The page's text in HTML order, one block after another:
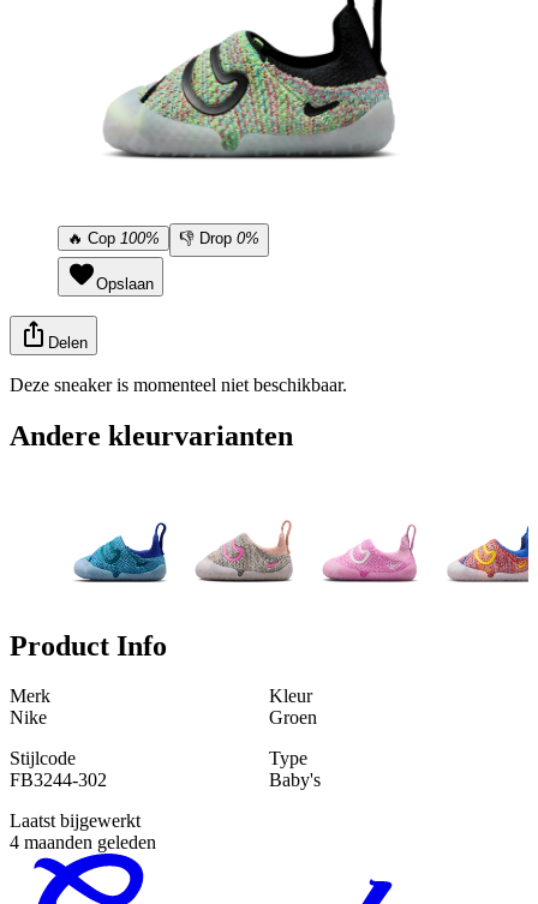
🔥 Cop 100% 👎 Drop 0%
Opslaan
Delen
Deze sneaker is momenteel niet beschikbaar.
Andere kleurvarianten
Product Info
Merk
Nike
Kleur
Groen
Stijlcode
FB3244-302
Type
Baby's
Laatst bijgewerkt
4 maanden geleden